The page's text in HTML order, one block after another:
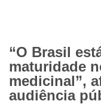
“O Brasil
maturidade
medicinal”,
audiência